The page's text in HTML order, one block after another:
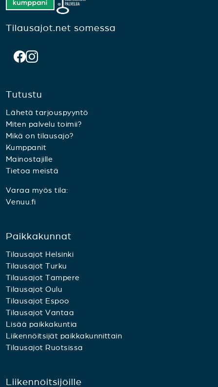
Tilausajot.net somessa
Tutustu
Lähetä tarjouspyyntö
Miten palvelu toimii?
Mikä on tilausajo?
Kumppanit
Mainostajille
Tietoa meistä
Varaa myös tila:
Venuu.fi
Paikkakunnat
Tilausajot Helsinki
Tilausajot Turku
Tilausajot Tampere
Tilausajot Oulu
Tilausajot Espoo
Tilausajot Vantaa
Lisää paikkakuntia
Liikennöitsijät paikkakunnittain
Tilausajot Ruotsissa
Liikennöitsijöille